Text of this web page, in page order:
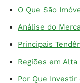
O Que São
Análise do
Principais
Regiões em
Por Que